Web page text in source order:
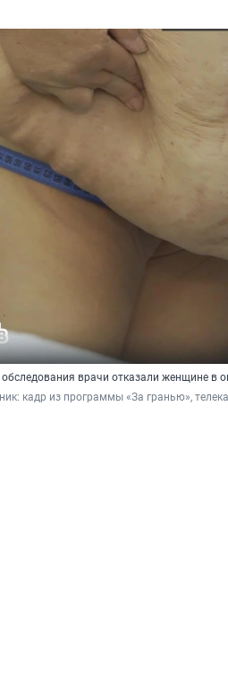
врачи отказали женщине в
кадр из программы «За гранью»,